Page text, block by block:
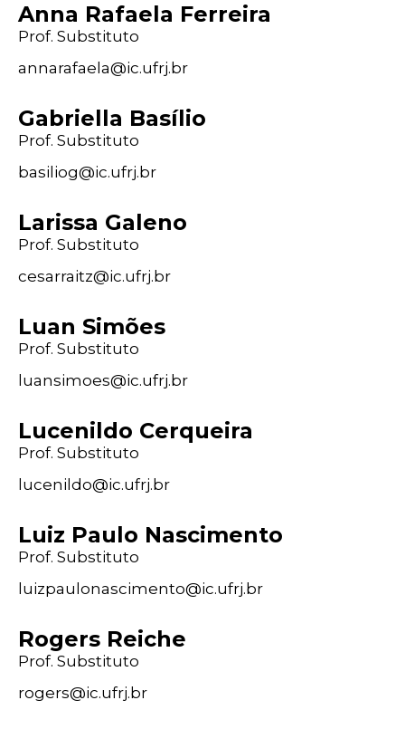
Anna Rafaela Ferreira
Prof. Substituto
annarafaela@ic.ufrj.br
Gabriella Basílio
Prof. Substituto
basiliog@ic.ufrj.br
Larissa Galeno
Prof. Substituto
cesarraitz@ic.ufrj.br
Luan Simões
Prof. Substituto
luansimoes@ic.ufrj.br
Lucenildo Cerqueira
Prof. Substituto
lucenildo@ic.ufrj.br
Luiz Paulo Nascimento
Prof. Substituto
luizpaulonascimento@ic.ufrj.br
Rogers Reiche
Prof. Substituto
rogers@ic.ufrj.br